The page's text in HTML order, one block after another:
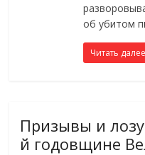
об убитом
Читать далее
Призывы и
й годовщине